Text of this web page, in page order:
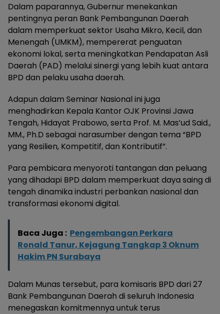
Dalam paparannya, Gubernur menekankan
pentingnya peran Bank Pembangunan Daerah
dalam memperkuat sektor Usaha Mikro, Kecil, dan
Menengah (UMKM), mempererat penguatan
ekonomi lokal, serta meningkatkan Pendapatan Asli
Daerah (PAD) melalui sinergi yang lebih kuat antara
BPD dan pelaku usaha daerah.
Adapun dalam Seminar Nasional ini juga
menghadirkan Kepala Kantor OJK Provinsi Jawa
Tengah, Hidayat Prabowo, serta Prof. M. Mas’ud Said.,
MM., Ph.D sebagai narasumber dengan tema “BPD
yang Resilien, Kompetitif, dan Kontributif”.
Para pembicara menyoroti tantangan dan peluang
yang dihadapi BPD dalam memperkuat daya saing di
tengah dinamika industri perbankan nasional dan
transformasi ekonomi digital.
Baca Juga : Pengembangan Perkara
Ronald Tanur, Kejagung Tangkap 3 Oknum
Hakim PN Surabaya
Dalam Munas tersebut, para komisaris BPD dari 27
Bank Pembangunan Daerah di seluruh Indonesia
menegaskan komitmennya untuk terus